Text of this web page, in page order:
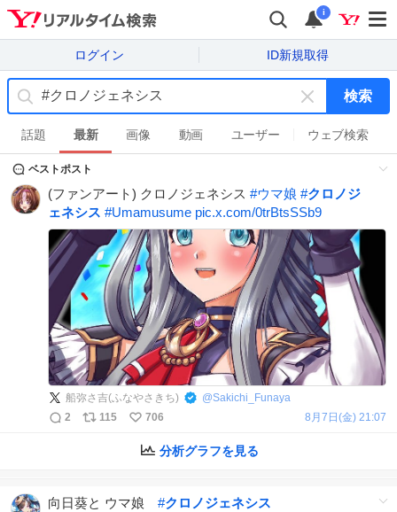
i
ログイン ID新規取得
キ
ー
ワ
ド
を
消
す
検索
話題 最新 画像 動画 ユーザー ウェブ検索
ベストポスト
(ファンアート) クロノジェネシス #ウマ娘 #クロノジ
ェネシス #Umamusume pic.x.com/0trBtsSSb9
船弥さ吉(ふなやさきち) @Sakichi_Funaya
2
115 706 8月7日(金) 21:07
分析グラフを見る
向日葵と ウマ娘 #クロノジェネシス